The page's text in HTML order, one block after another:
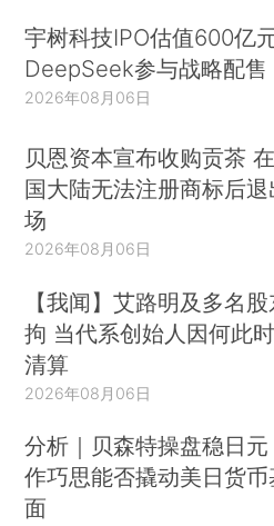
宇树科技IPO估值600亿
DeepSeek参与战略配售
2026年08月06日
贝恩资本宣布收购贡茶
国大陆无法注册商标后
场
2026年08月06日
【我闻】艾路明及多名
拘 当代系创始人因何此
清算
2026年08月06日
分析｜贝森特操盘稳日元
作巧思能否撬动美日货币
面